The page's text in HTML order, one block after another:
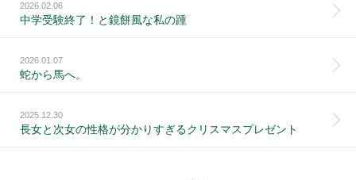
2026.02.06
中学受験終了！と鏡餅風な私の踵
2026.01.07
蛇から馬へ。
2025.12.30
長女と次女の性格が分かりすぎるクリスマスプレゼント